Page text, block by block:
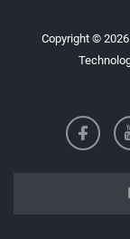
Copyright ©